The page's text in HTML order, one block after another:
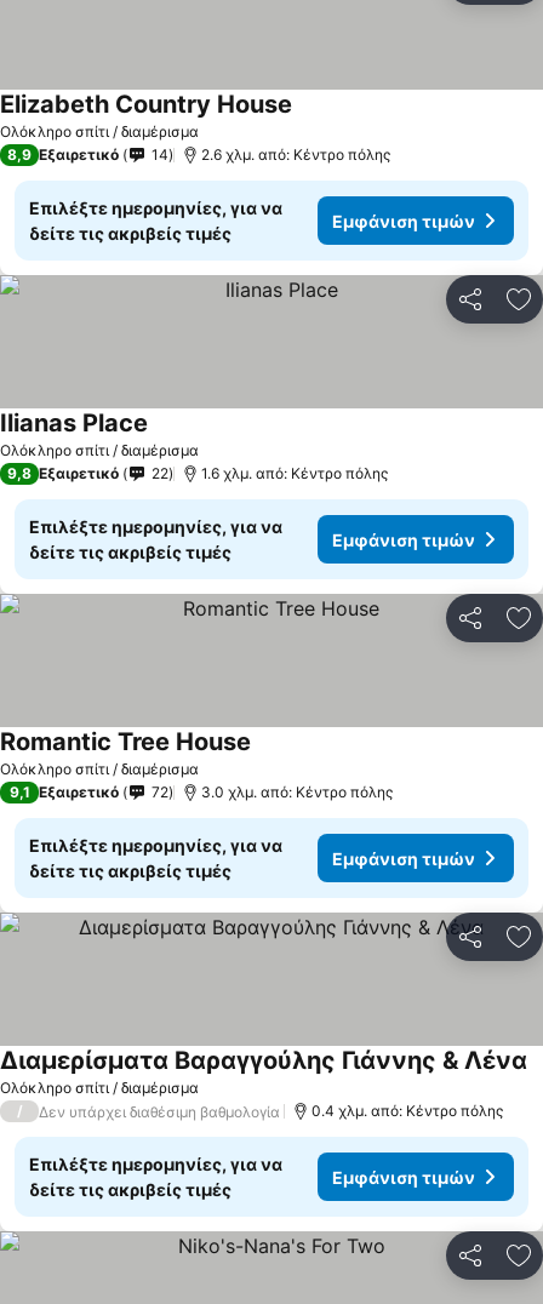
Ολόκληρο σπίτι / διαμέρισμα
Elizabeth Country House
8,9 Εξαιρετικό 14 2.6 χλμ. από: Κέντρο πόλης
Επιλέξτε ημερομηνίες, για να
δείτε τις ακριβείς τιμές
Εμφάνιση τιμών
Ολόκληρο σπίτι / διαμέρισμα
Ilianas Place
9,8 Εξαιρετικό 22 1.6 χλμ. από: Κέντρο πόλης
Επιλέξτε ημερομηνίες, για να
δείτε τις ακριβείς τιμές
Εμφάνιση τιμών
Ολόκληρο σπίτι / διαμέρισμα
Romantic Tree House
9,1 Εξαιρετικό 72 3.0 χλμ. από: Κέντρο πόλης
Επιλέξτε ημερομηνίες, για να
δείτε τις ακριβείς τιμές
Εμφάνιση τιμών
Ολόκληρο σπίτι / διαμέρισμα
Διαμερίσματα Βαραγγούλης Γιάννης & Λένα
/ Δεν υπάρχει διαθέσιμη βαθμολογία 0.4 χλμ. από: Κέντρο πόλης
Επιλέξτε ημερομηνίες, για να
δείτε τις ακριβείς τιμές
Εμφάνιση τιμών